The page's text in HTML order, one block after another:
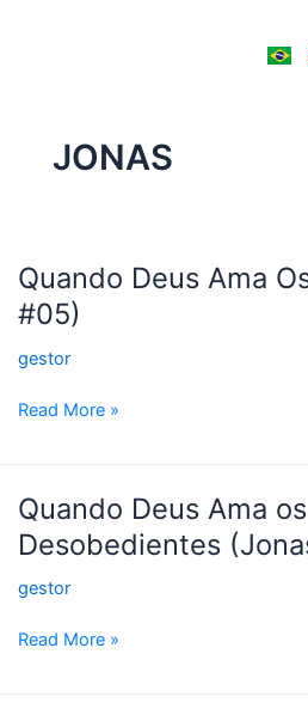
JONAS
Quando Deus Ama
#05)
gestor
Quando
Deus
Ama
Outros
#05)
Read More »
Quando Deus Ama os
Desobedientes
gestor
Quando
Deus
Ama
Desobedientes
#04)
Read More »